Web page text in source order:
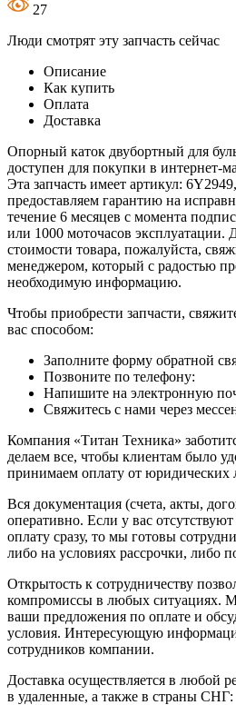
27
Люди смотрят эту запчасть сейчас
Описание
Как купить
Оплата
Доставка
Опорный каток двубортный для
доступен для покупки в интернет-
Эта запчасть имеет артикул:
предоставляем гарантию на
течение 6 месяцев с момента
или 1000 моточасов эксплуатации.
стоимости товара, пожалуйста,
менеджером, который с радостью
необходимую информацию.
Чтобы приобрести запчасти,
вас способом:
Заполните форму обратной
Позвоните по телефону:
Напишите на электронную
Свяжитесь с нами через
Компания «Титан Техника»
делаем все, чтобы клиентам было
принимаем оплату от юридических
Вся документация (счета, акты,
оперативно. Если у вас
оплату сразу, то мы готовы
либо на условиях рассрочки, либо
Открытость к сотрудничеству
компромиссы в любых ситуациях.
ваши предложения по оплате и
условия. Интересующую
сотрудников компании.
Доставка осуществляется в любой
в удаленные, а также в страны СНГ: